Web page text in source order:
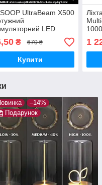
UltraBeam X500
LED
з USB-C, 5 Режимів
Фокусом 1000LM
₴ 670 ₴
Купити
1
–14%
Подарунок